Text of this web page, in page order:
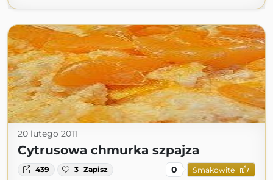
20 lutego 2011
Cytrusowa chmurka szpajza
439 3 Zapisz 0 Smakowite